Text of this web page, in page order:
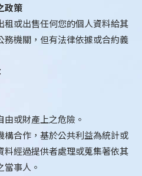
政策
或出售任何您的個人資料給其
機關，但有法律依據或合約義
或財產上之危險。
構合作，基於公共利益為統計或
料經過提供者處理或蒐集著依其
事人。